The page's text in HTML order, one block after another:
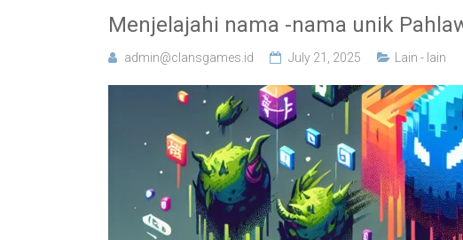
Menjelajahi nama -nama unik
admin@clansgames.id July 21, 2025 Lain - lain